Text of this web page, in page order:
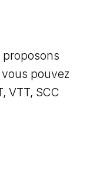
proposons
pouvez
, VTT, SCC